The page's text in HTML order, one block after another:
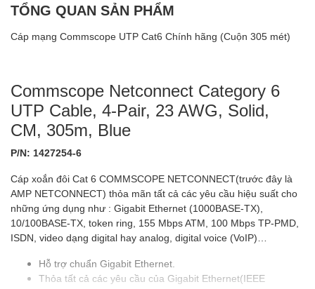
TỔNG QUAN SẢN PHẨM
Cáp mạng Commscope UTP Cat6 Chính hãng (Cuộn 305 mét)
Commscope Netconnect Category 6
UTP Cable, 4-Pair, 23 AWG, Solid,
CM, 305m, Blue
P/N: 1427254-6
Cáp xoắn đôi Cat 6 COMMSCOPE NETCONNECT(trước đây là
AMP NETCONNECT) thỏa mãn tất cả các yêu cầu hiệu suất cho
những ứng dụng như : Gigabit Ethernet (1000BASE-TX),
10/100BASE-TX, token ring, 155 Mbps ATM, 100 Mbps TP-PMD,
ISDN, video dạng digital hay analog, digital voice (VoIP)…
Hỗ trợ chuẩn Gigabit Ethernet.
Thỏa tất cả các yêu cầu của Gigabit Ethernet(IEEE